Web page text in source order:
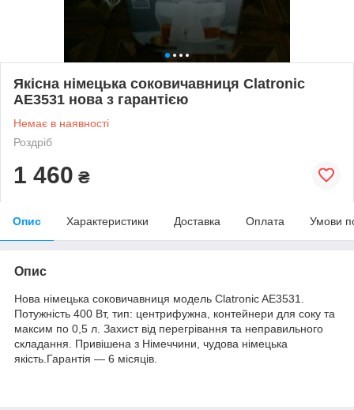
Якісна німецька соковичавниця Clatronic
AE3531 нова з гарантією
Немає в наявності
Роздріб
1 460 ₴
Опис Характеристики Доставка Оплата Умови
Опис
Нова німецька соковичавниця модель Clatronic AE3531.
Потужність 400 Вт, тип: центрифужна, контейнери для соку та
максим по 0,5 л. Захист від перегрівання та неправильного
складання. Привішена з Німеччини, чудова німецька
якість.Гарантія — 6 місяців.